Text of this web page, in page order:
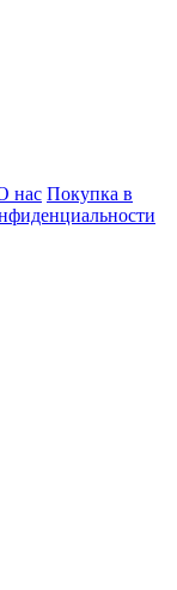
нас Покупка в